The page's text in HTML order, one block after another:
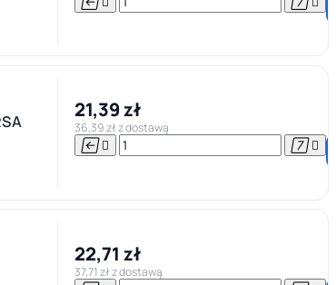
21,39 zł
36,39 zł z dostawą
   
22,71 zł
37,71 zł z dostawą